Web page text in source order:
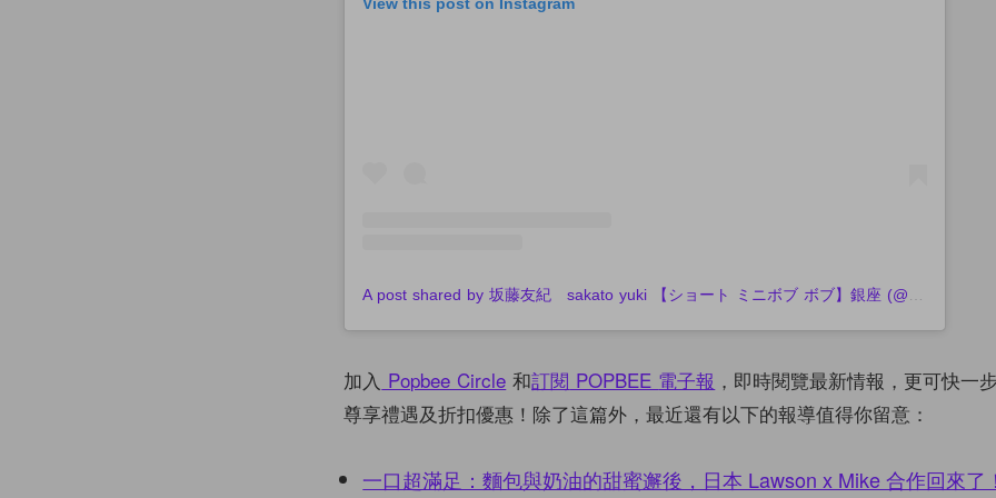
View this post on Instagram
加入 Popbee Circle 和訂閱 POPBEE 電子報 ，即時閱覽最新情報，更可快一
尊享禮遇及折扣優惠！除了這篇外，最近還有以下的報導值得你留意：
一口超滿足：麵包與奶油的甜蜜邂後，日本 Lawson x Mike 合作回來了！